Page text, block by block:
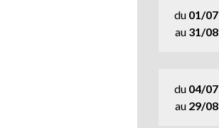
du 01/07
au 31/08
du 04/07
au 29/08